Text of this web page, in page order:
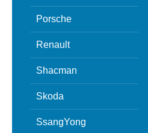
Porsche
Renault
Shacman
Skoda
SsangYong